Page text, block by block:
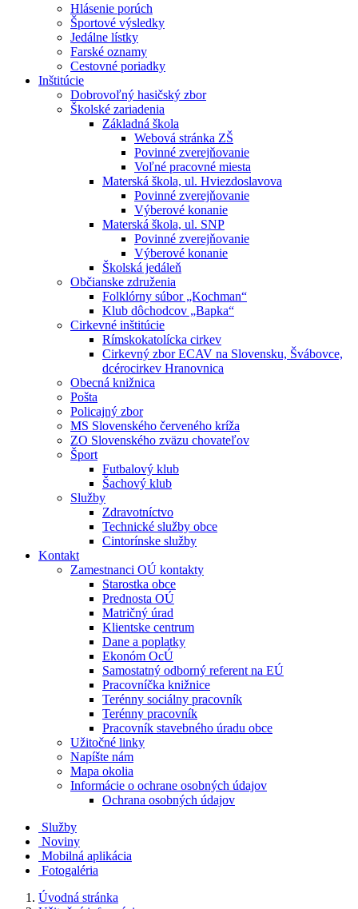
Hlásenie porúch
Športové výsledky
Jedálne lístky
Farské oznamy
Cestovné poriadky
Inštitúcie
Dobrovoľný hasičský zbor
Školské zariadenia
Základná škola
Webová stránka ZŠ
Povinné zverejňovanie
Voľné pracovné miesta
Materská škola, ul. Hviezdoslavova
Povinné zverejňovanie
Výberové konanie
Materská škola, ul. SNP
Povinné zverejňovanie
Výberové konanie
Školská jedáleň
Občianske združenia
Folklórny súbor „Kochman“
Klub dôchodcov „Bapka“
Cirkevné inštitúcie
Rímskokatolícka cirkev
Cirkevný zbor ECAV na Slovensku, Švábovce,
dcérocirkev Hranovnica
Obecná knižnica
Pošta
Policajný zbor
MS Slovenského červeného kríža
ZO Slovenského zväzu chovateľov
Šport
Futbalový klub
Šachový klub
Služby
Zdravotníctvo
Technické služby obce
Cintorínske služby
Kontakt
Zamestnanci OÚ kontakty
Starostka obce
Prednosta OÚ
Matričný úrad
Klientske centrum
Dane a poplatky
Ekonóm OcÚ
Samostatný odborný referent na EÚ
Pracovníčka knižnice
Terénny sociálny pracovník
Terénny pracovník
Pracovník stavebného úradu obce
Užitočné linky
Napíšte nám
Mapa okolia
Informácie o ochrane osobných údajov
Ochrana osobných údajov
Služby
Noviny
Mobilná aplikácia
Fotogaléria
Úvodná stránka